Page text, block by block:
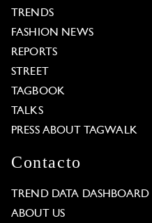
TRENDS
FASHION NEWS
REPORTS
STREET
TAGBOOK
TALKS
PRESS ABOUT TAGWALK
Contacto
TREND DATA DASHBOARD
ABOUT US